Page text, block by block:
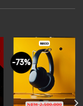
-73%